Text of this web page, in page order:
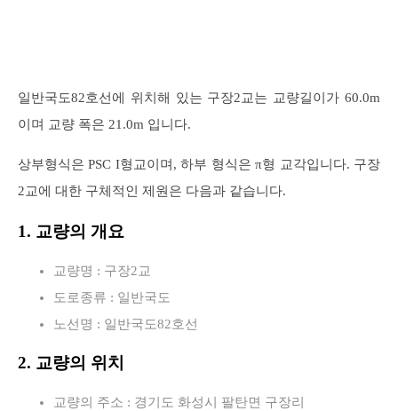
일반국도82호선에 위치해 있는 구장2교는 교량길이가 60.0m
이며 교량 폭은 21.0m 입니다.
상부형식은 PSC I형교이며, 하부 형식은 π형 교각입니다. 구장
2교에 대한 구체적인 제원은 다음과 같습니다.
1. 교량의 개요
교량명 : 구장2교
도로종류 : 일반국도
노선명 : 일반국도82호선
2. 교량의 위치
교량의 주소 : 경기도 화성시 팔탄면 구장리